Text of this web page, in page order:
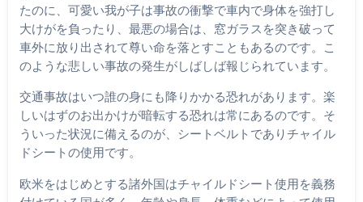
たのに、可愛い我が子は事故の衝撃で車内で身体を強打し
大けがを負ったり、最悪の場合は、窓ガラスを突き破って
車外に放り出されて尊い命を落とすこともあるのです。こ
のような悲しい事故の発生がしばしば報じられています。
交通事故はいつ誰の身にも降りかかる恐れがあります。楽
しいはずのお出かけが暗転する恐れは常にあるのです。そ
ういった状況に備えるのが、シートベルトでありチャイル
ドシートの使用です。
欧米をはじめとする諸外国はチャイルドシート使用を義務